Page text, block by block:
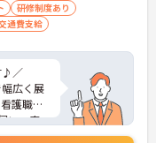
研修制度あり
通費支給
♪／
広く展
護職と
い、安
「チー